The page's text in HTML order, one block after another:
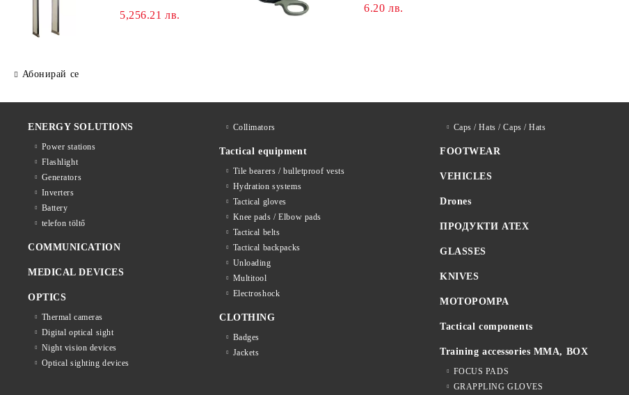
5,256.21 лв.
Абонирай се
ТРАВМАТИЧНИ НОЖИЦИ
6.20 лв.
ENERGY SOLUTIONS
Power stations
Flashlight
Generators
Inverters
Battery
telefon töltő
COMMUNICATION
MEDICAL DEVICES
OPTICS
Thermal cameras
Digital optical sight
Night vision devices
Optical sighting devices
Collimators
Tactical equipment
Tile bearers / bulletproof vests
Hydration systems
Tactical gloves
Knee pads / Elbow pads
Tactical belts
Tactical backpacks
Unloading
Multitool
Electroshock
CLOTHING
Badges
Jackets
Caps / Hats / Caps / Hats
FOOTWEAR
VEHICLES
Drones
ПРОДУКТИ ATEX
GLASSES
KNIVES
MOTOPOMPA
Tactical components
Training accessories MMA, BOX
FOCUS PADS
GRAPPLING GLOVES